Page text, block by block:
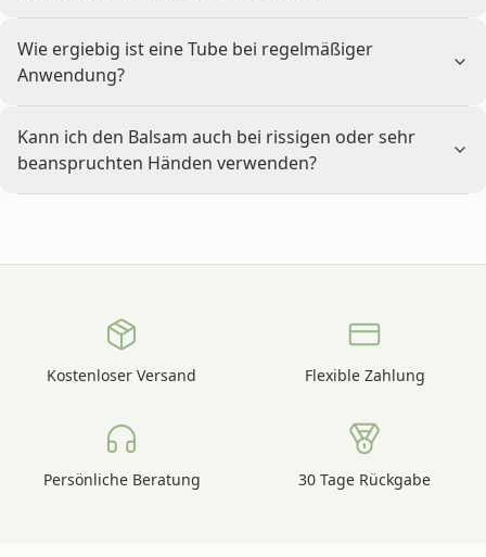
Wie ergiebig ist eine Tube bei regelmäßiger
Anwendung?
Kann ich den Balsam auch bei rissigen oder sehr
beanspruchten Händen verwenden?
Kostenloser Versand Flexible Zahlung
Persönliche Beratung 30 Tage Rückgabe